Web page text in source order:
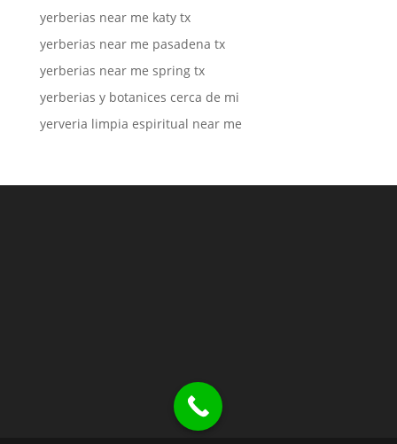
yerberias near me katy tx
yerberias near me pasadena tx
yerberias near me spring tx
yerberias y botanices cerca de mi
yerveria limpia espiritual near me